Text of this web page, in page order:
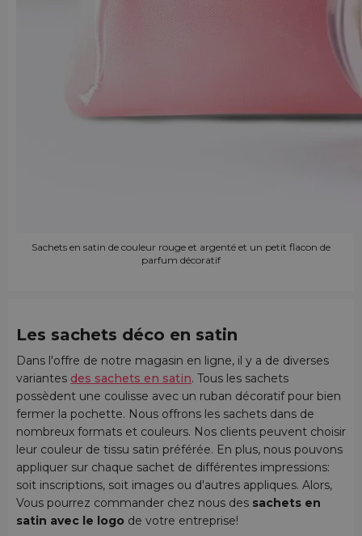
Sachets en satin de couleur rouge et argenté et un petit flacon de
parfum décoratif
Les sachets déco en satin
Dans l'offre de notre magasin en ligne, il y a de diverses
variantes des sachets en satin. Tous les sachets
possèdent une coulisse avec un ruban décoratif pour bien
fermer la pochette. Nous offrons les sachets dans de
nombreux formats et couleurs. Nos clients peuvent choisir
leur couleur de tissu satin préférée. En plus, nous pouvons
appliquer sur chaque sachet de différentes impressions:
soit inscriptions, soit images ou d'autres appliques. Alors,
Vous pourrez commander chez nous des sachets en
satin avec le logo de votre entreprise!